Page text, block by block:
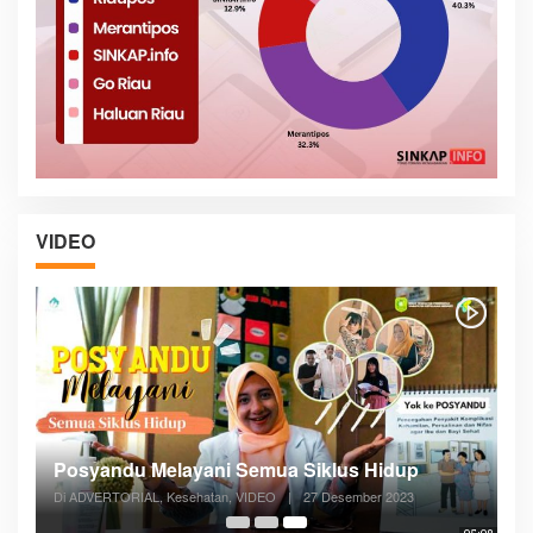
VIDEO
Posyandu Melayani Semua Siklus Hidup
Di ADVERTORIAL, Kesehatan, VIDEO | 27 Desember 2023